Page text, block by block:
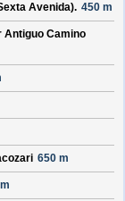
Avenida). 450 m
Antiguo Camino
650 m